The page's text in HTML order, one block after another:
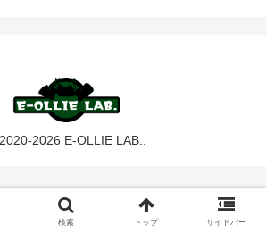
2026 E-OLLIE LAB..
検索 トップ サイドバー